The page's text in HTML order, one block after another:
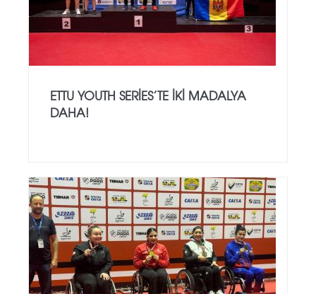
ETTU YOUTH SERIES’TE İKI MADALYA
DAHA!